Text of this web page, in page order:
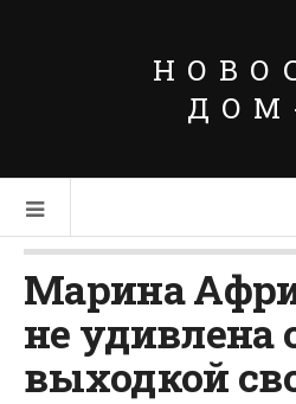
Марина
не удивлена
выходкой